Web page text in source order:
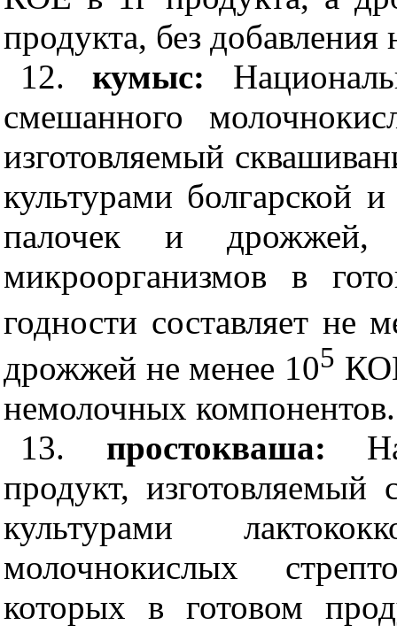
продукта, без
12.кумыс:
смешанного
изготовляемый
культурами болгарской
палочек и дрожжей,
микроорганизмов в
годности составляет не
дрожжей не менее 105
немолочных компонентов.
13. простокваша:
продукт,
культурами
молочнокислых
которых в готовом